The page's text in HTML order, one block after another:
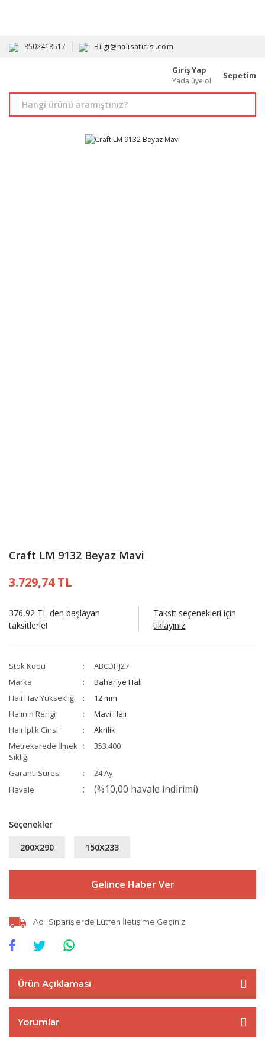
8502418517 Bilgi@halisaticisi.com
Giriş Yap
Yada üye ol
Sepetim
Craft LM 9132 Beyaz Mavi
3.729,74 TL
376,92 TL den başlayan
taksitlerle!
Taksit seçenekleri için
tıklayınız
Stok Kodu
ABCDHJ27
Marka
Bahariye Halı
Halı Hav Yüksekliği
12 mm
Halının Rengi
Mavi Halı
Halı İplik Cinsi
Akrilik
Metrekarede İlmek
Sıklığı
353.400
Garanti Süresi
24 Ay
Havale
(%10,00 havale indirimi)
Seçenekler
200X290 150X233
Gelince Haber Ver
Acil Siparişlerde Lütfen İletişime Geçiniz
Ürün Açıklaması
Yorumlar